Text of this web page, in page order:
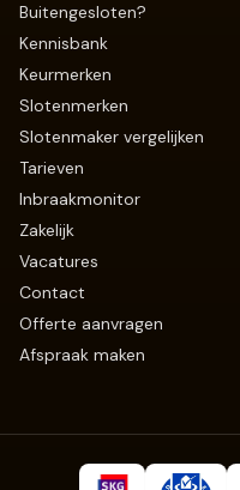
Buitengesloten?
Kennisbank
Keurmerken
Slotenmerken
Slotenmaker vergelijken
Tarieven
Inbraakmonitor
Zakelijk
Vacatures
Contact
Offerte aanvragen
Afspraak maken